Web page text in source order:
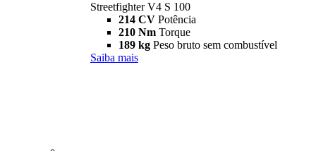
Streetfighter V4 S 100
214 CV Potência
210 Nm Torque
189 kg Peso bruto sem combustível
Saiba mais